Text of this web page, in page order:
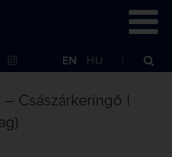
EN HU
Császárkeringő |